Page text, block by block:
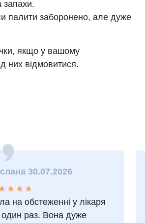
запахи.
палити заборонено, але дуже
якщо у вашому
них відмовитися.
30.07.2026
★
★
★
★ ★ ★
на обстеженні у лікаря
один раз. Вона дуже